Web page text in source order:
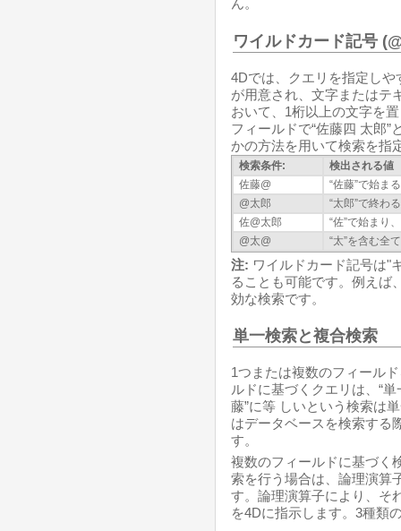
ん。
ワイルドカード記号
4Dでは、クエリを指定し
が用意され、文字またはテ
おいて、1桁以上の文字を
フィールドで“佐藤四 太郎
かの方法を用いて検索を指
検索条件:
検出される値
佐藤@
“佐藤”で始ま
@太郎
“太郎”で終わ
佐@太郎
“佐”で始まり
@太@
“太”を含む全
注: ワイルドカード記号は"
ることも可能です。例えば
効な検索です。
単一検索と複合検索
1つまたは複数のフィール
ルドに基づくクエリは、“
藤”に等 しいという検索は
はデータベースを検索する
す。
複数のフィールドに基づく
索を行う場合は、論理演算
す。論理演算子により、そ
を4Dに指示します。3種類